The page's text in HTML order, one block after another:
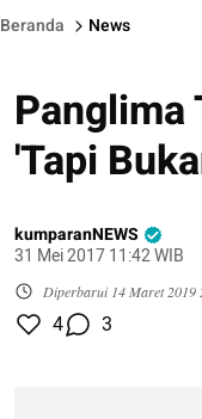
Beranda News
Panglima
'Tapi
kumparanNEWS
31 Mei 2017 11:42 WIB
Diperbarui 14 Maret 2019
4 3